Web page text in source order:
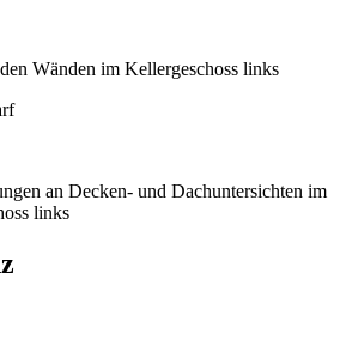
Wänden im Kellergeschoss links
an Decken- und Dachuntersichten im
links